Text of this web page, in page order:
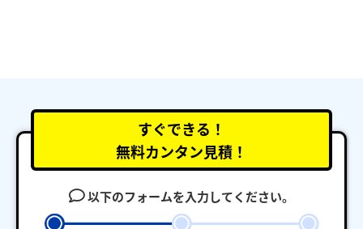
すぐできる！
無料カンタン見積！
以下のフォームを入力してください。